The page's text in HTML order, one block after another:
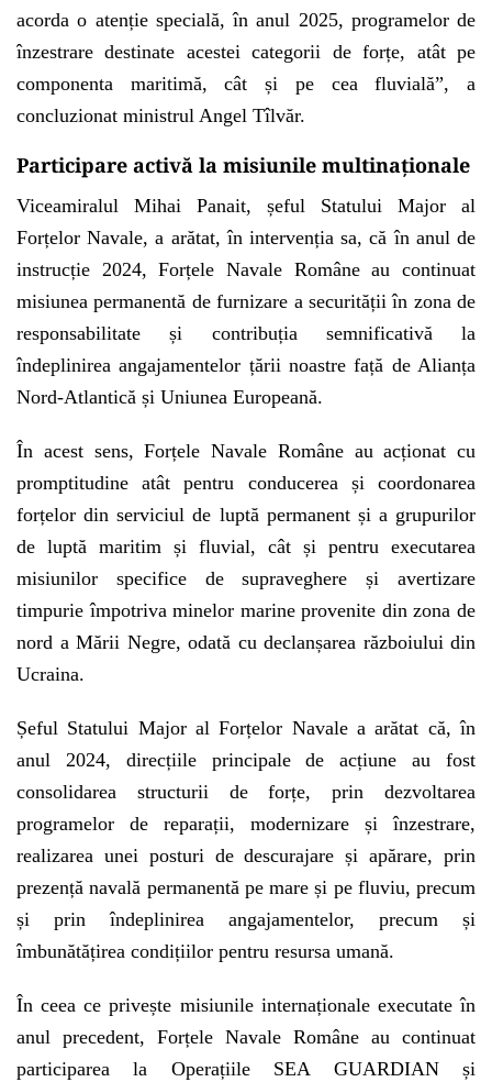
acorda o atenție specială, în anul 2025, programelor de
înzestrare destinate acestei categorii de forțe, atât pe
componenta maritimă, cât și pe cea fluvială”, a
concluzionat ministrul Angel Tîlvăr.
Participare activă la misiunile multinaționale
Viceamiralul Mihai Panait, șeful Statului Major al
Forțelor Navale, a arătat, în intervenția sa, că în anul de
instrucție 2024, Forțele Navale Române au continuat
misiunea permanentă de furnizare a securității în zona de
responsabilitate și contribuția semnificativă la
îndeplinirea angajamentelor țării noastre față de Alianța
Nord-Atlantică și Uniunea Europeană.
În acest sens, Forțele Navale Române au acționat cu
promptitudine atât pentru conducerea și coordonarea
forțelor din serviciul de luptă permanent și a grupurilor
de luptă maritim și fluvial, cât și pentru executarea
misiunilor specifice de supraveghere și avertizare
timpurie împotriva minelor marine provenite din zona de
nord a Mării Negre, odată cu declanșarea războiului din
Ucraina.
Șeful Statului Major al Forțelor Navale a arătat că, în
anul 2024, direcțiile principale de acțiune au fost
consolidarea structurii de forțe, prin dezvoltarea
programelor de reparații, modernizare și înzestrare,
realizarea unei posturi de descurajare și apărare, prin
prezență navală permanentă pe mare și pe fluviu, precum
și prin îndeplinirea angajamentelor, precum și
îmbunătățirea condițiilor pentru resursa umană.
În ceea ce privește misiunile internaționale executate în
anul precedent, Forțele Navale Române au continuat
participarea la Operațiile SEA GUARDIAN și